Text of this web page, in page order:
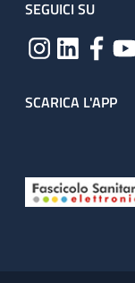
SEGUICI SU
SCARICA L'APP